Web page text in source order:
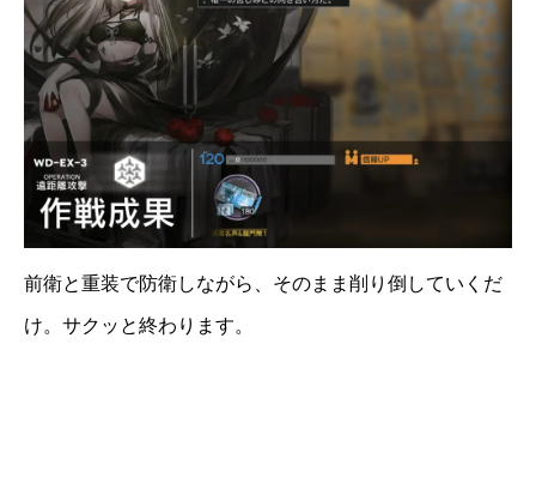
前衛と重装で防衛しながら、そのまま削り倒していくだ
け。サクッと終わります。